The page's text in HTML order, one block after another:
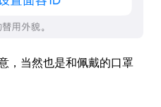
，当然也是和佩戴的口罩